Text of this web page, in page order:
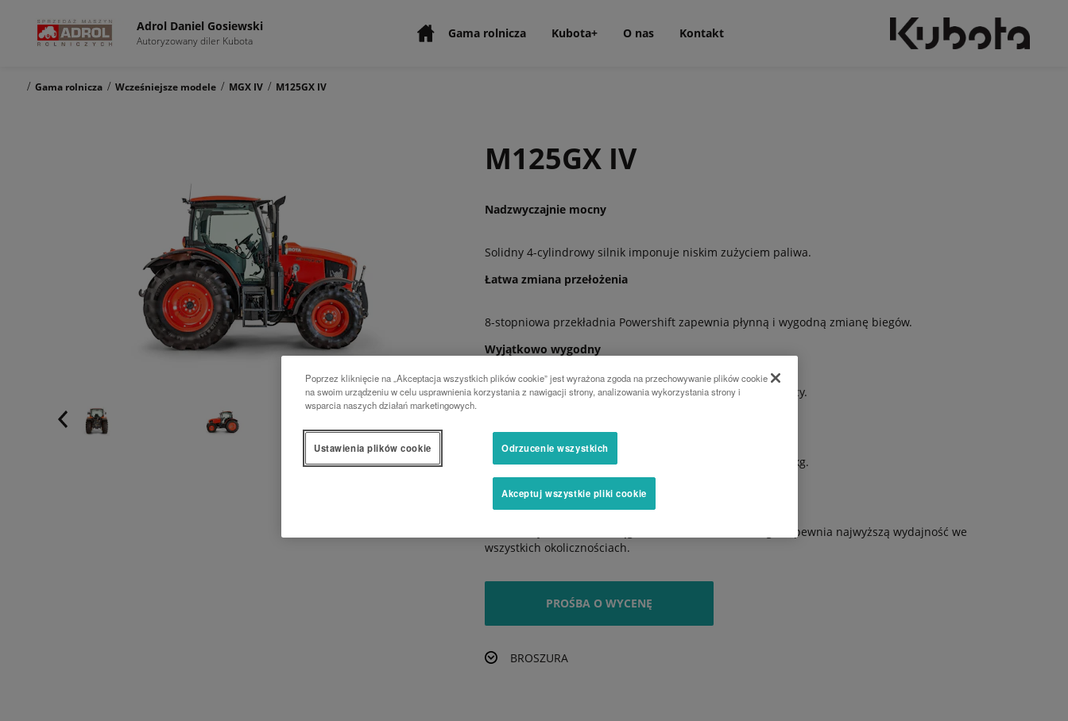
Adrol Daniel Gosiewski
Autoryzowany diler Kubota Gama rolnicza Kubota+ O nas Kontakt
/ Gama rolnicza / Wcześniejsze modele / MGX IV / M125GX IV
M125GX IV
Nadzwyczajnie mocny
Solidny 4-cylindrowy silnik imponuje niskim zużyciem paliwa.
Łatwa zmiana przełożenia
8-stopniowa przekładnia Powershift zapewnia płynną i wygodną zmianę biegów.
Wyjątkowo wygodny
Bardzo przestronna kabina jest doskonałym miejscem pracy.
Potężny 3-punktowy podnośnik zapewnia udźwig do 6100 kg.
Proste podnoszenie
Kombinacja możliwości ciągnika i ładowacza czołowego zapewnia najwyższą wydajność we
wszystkich okolicznościach.
PROŚBA O WYCENĘ
BROSZURA
Poprzez kliknięcie na „Akceptacja wszystkich plików cookie” jest wyrażona zgoda na przechowywanie plików cookie
na swoim urządzeniu w celu usprawnienia korzystania z nawigacji strony, analizowania wykorzystania strony i
wsparcia naszych działań marketingowych.
Odrzucenie wszystkich
Akceptuj wszystkie pliki cookie
Ustawienia plików cookie